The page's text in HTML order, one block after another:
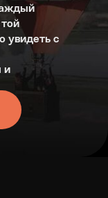
увидеть с
и